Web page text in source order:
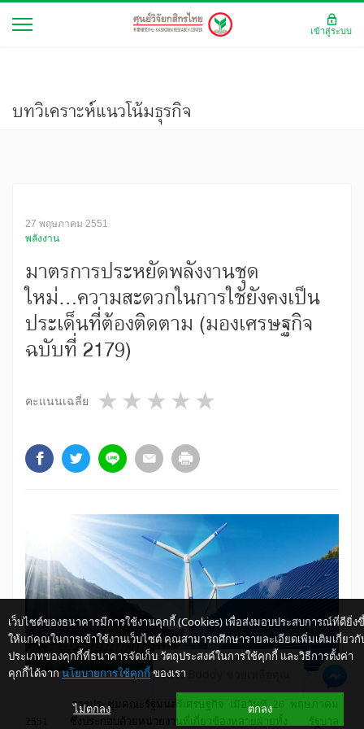
บทวิเคราะห์แนวโน้มธุรกิจ
27 พฤษภาคม 2551
พลังงาน
มาตรการประหยัดพลังงานชุด
ใหม่...ความสะดวกในการใช้ยังคงเป็น
ประเด็นที่ต้องติดตาม (มองเศรษฐกิจ
ฉบับที่ 2179)
คะแนนเฉลี่ย 4 stars
3 stars
2 stars
1 star
การประชุมคณะรัฐมนตรีเศรษฐกิจ เมื่อวันที่ 26 พฤษภาคม
2551 ซึ่งประกอบด้วยหน่วยงานที่เกี่ยวข้องหลายฝ่ายทั้ง รัฐบาล
เว็บไซต์ของธนาคารมีการใช้งานคุกกี้ (Cookies) เพื่อส่งมอบประสบการณ์ที่ดียิ่ง
ให้แก่คุณในการเข้าใช้งานเว็บไซต์ คุณสามารถศึกษารายละเอียดเพิ่มเติมเกี่ยวกั
ประเภทของคุกกี้ที่ธนาคารจัดเก็บ วัตถุประสงค์ในการใช้คุกกี้ และวิธีการตั้งค่า
คุกกี้ได้จาก นโยบายการใช้คุกกี้ของเรา
ไม่ตกลง ตกลง
เข้าสู่ระบบ
ให้ K-Buddy ช่วยเหลือคุณ